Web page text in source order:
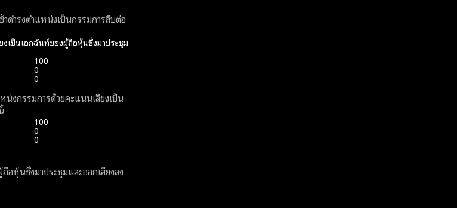
ำรงตำแหน่งเป็นกรรมการสืบต่อ
เป็นเอกฉันท์ของผู้ถือหุ้นซึ่งมาประชุม
100
0
0
น่งกรรมการด้วยคะแนนเสียงเป็น
100
0
0
หุ้นซึ่งมาประชุมและออกเสียงลง